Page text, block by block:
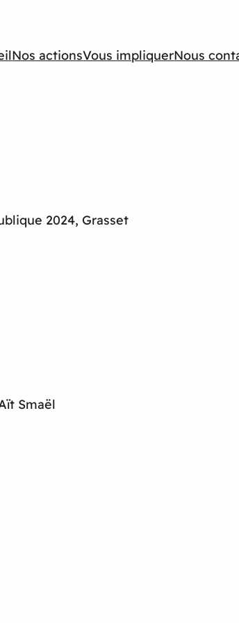
Nos actionsVous impliquerNous
2024, Grasset
Smaël